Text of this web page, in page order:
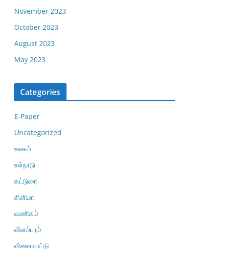
November 2023
October 2023
August 2023
May 2023
Categories
E-Paper
Uncategorized
உலகம்
உள்நாடு
கட்டுரை
சினிமா
வணிகம்
விளம்பரம்
விளையாட்டு